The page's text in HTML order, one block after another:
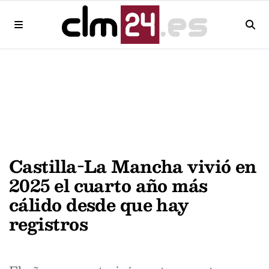
Castilla-La Mancha vivió en
2025 el cuarto año más
cálido desde que hay
registros